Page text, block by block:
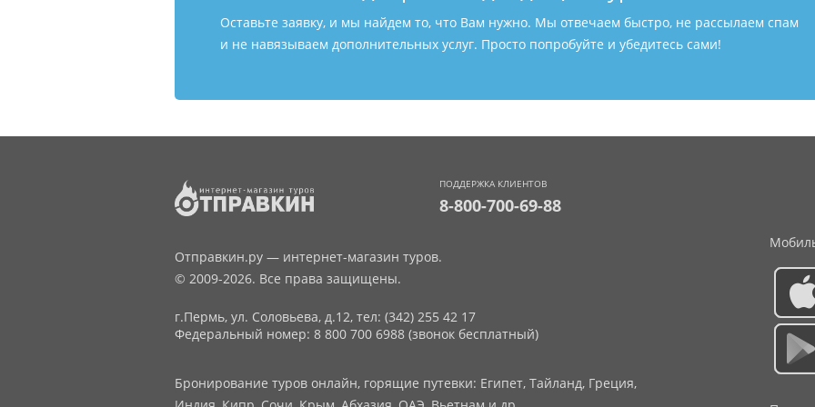
Оставьте заявку, и мы найдем то, что Вам нужно. Мы отвечаем быстро, не рассылаем спам
и не навязываем дополнительных услуг. Просто попробуйте и убедитесь сами!
ПОДДЕРЖКА КЛИЕНТОВ
8-800-700-69-88
Отправкин.ру — интернет-магазин туров.
© 2009-2026. Все права защищены.
г.Пермь, ул. Соловьева, д.12, тел: (342) 255 42 17
Федеральный номер: 8 800 700 6988 (звонок бесплатный)
Бронирование туров онлайн, горящие путевки: Египет, Тайланд, Греция,